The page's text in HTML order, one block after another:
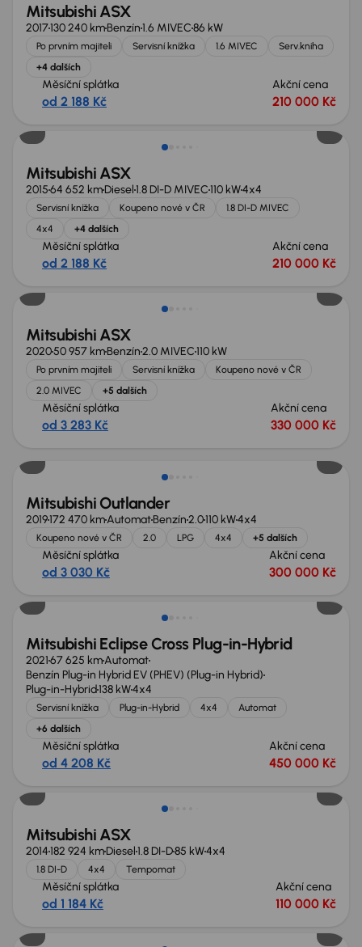
Mitsubishi ASX
2017130 240 kmBenzín1.6 MIVEC86 kW
Po prvním majiteli Servisní knížka 1.6 MIVEC
Serv.kniha
+4 dalších
Měsíční splátka
od 2 188 Kč
Akční cena
210 000 Kč
Mitsubishi ASX
201564 652 kmDiesel1.8 DI-D MIVEC110 kW4x4
Servisní knížka Koupeno nové v ČR
1.8 DI-D MIVEC
4x4
+4 dalších
Měsíční splátka
od 2 188 Kč
Akční cena
210 000 Kč
Mitsubishi ASX
202050 957 kmBenzín2.0 MIVEC110 kW
Po prvním majiteli Servisní knížka
Koupeno nové v ČR
2.0 MIVEC
+5 dalších
Měsíční splátka
od 3 283 Kč
Akční cena
330 000 Kč
Mitsubishi Outlander
2019172 470 kmAutomatBenzín2.0110 kW4x4
Koupeno nové v ČR 2.0 LPG 4x4 +5 dalších
Měsíční splátka
od 3 030 Kč
Akční cena
300 000 Kč
Mitsubishi Eclipse Cross Plug-in-Hybrid
202167 625 kmAutomat
Benzín Plug-in Hybrid EV (PHEV) (Plug-in Hybrid)
Plug-in-Hybrid138 kW4x4
Servisní knížka Plug-in-Hybrid 4x4
Automat
+6 dalších
Měsíční splátka
od 4 208 Kč
Akční cena
450 000 Kč
Zlevněno o 10 000 Kč
Mitsubishi ASX
2014182 924 kmDiesel1.8 DI-D85 kW4x4
1.8 DI-D 4x4 Tempomat
Měsíční splátka
od 1 184 Kč
Akční cena
110 000 Kč